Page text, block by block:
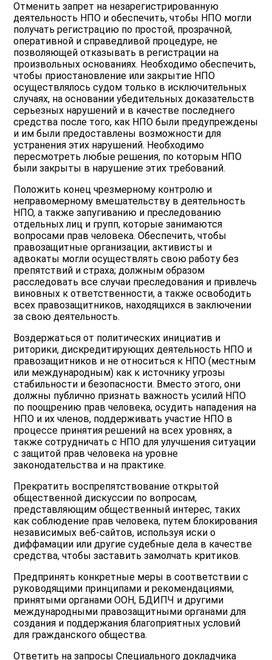
Отменить запрет на незарегистрированную
деятельность НПО и обеспечить, чтобы НПО могли
получать регистрацию по простой, прозрачной,
оперативной и справедливой процедуре, не
позволяющей отказывать в регистрации на
произвольных основаниях. Необходимо обеспечить,
чтобы приостановление или закрытие НПО
осуществлялось судом только в исключительных
случаях, на основании убедительных доказательств
серьезных нарушений и в качестве последнего
средства после того, как НПО были предупреждены
и им были предоставлены возможности для
устранения этих нарушений. Необходимо
пересмотреть любые решения, по которым НПО
были закрыты в нарушение этих требований.
Положить конец чрезмерному контролю и
неправомерному вмешательству в деятельность
НПО, а также запугиванию и преследованию
отдельных лиц и групп, которые занимаются
вопросами прав человека. Обеспечить, чтобы
правозащитные организации, активисты и
адвокаты могли осуществлять свою работу без
препятствий и страха; должным образом
расследовать все случаи преследования и привлечь
виновных к ответственности, а также освободить
всех правозащитников, находящихся в заключении
за свою деятельность.
Воздержаться от политических инициатив и
риторики, дискредитирующих деятельность НПО и
правозащитников и не относиться к НПО (местным
или международным) как к источнику угрозы
стабильности и безопасности. Вместо этого, они
должны публично признать важность усилий НПО
по поощрению прав человека, осудить нападения на
НПО и их членов, поддерживать участие НПО в
процессе принятия решений на всех уровнях, а
также сотрудничать с НПО для улучшения ситуации
с защитой прав человека на уровне
законодательства и на практике.
Прекратить воспрепятствование открытой
общественной дискуссии по вопросам,
представляющим общественный интерес, таких
как соблюдение прав человека, путем блокирования
независимых веб-сайтов, используя иски о
диффамации или другие судебные дела в качестве
средства, чтобы заставить замолчать критиков.
Предпринять конкретные меры в соответствии с
руководящими принципами и рекомендациями,
принятыми органами ООН, БДИПЧ и другими
международными правозащитными органами для
создания и поддержания благоприятных условий
для гражданского общества.
Ответить на запросы Специального докладчика